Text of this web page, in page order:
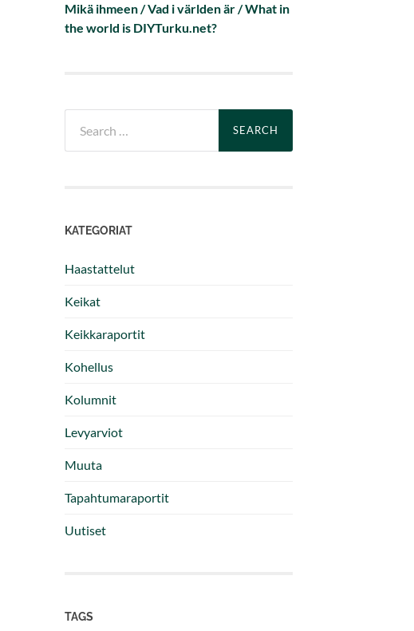
Mikä ihmeen / Vad i världen är / What in
the world is DIYTurku.net?
for:
KATEGORIAT
Haastattelut
Keikat
Keikkaraportit
Kohellus
Kolumnit
Levyarviot
Muuta
Tapahtumaraportit
Uutiset
TAGS